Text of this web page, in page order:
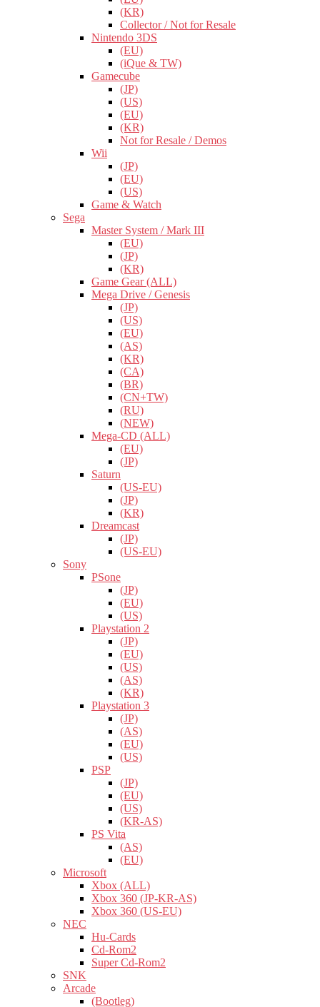
(KR)
Collector / Not for Resale
Nintendo 3DS
(EU)
(iQue & TW)
Gamecube
(JP)
(US)
(EU)
(KR)
Not for Resale / Demos
Wii
(JP)
(EU)
(US)
Game & Watch
Sega
Master System / Mark III
(EU)
(JP)
(KR)
Game Gear (ALL)
Mega Drive / Genesis
(JP)
(US)
(EU)
(AS)
(KR)
(CA)
(BR)
(CN+TW)
(RU)
(NEW)
Mega-CD (ALL)
(EU)
(JP)
Saturn
(US-EU)
(JP)
(KR)
Dreamcast
(JP)
(US-EU)
Sony
PSone
(JP)
(EU)
(US)
Playstation 2
(JP)
(EU)
(US)
(AS)
(KR)
Playstation 3
(JP)
(AS)
(EU)
(US)
PSP
(JP)
(EU)
(US)
(KR-AS)
PS Vita
(AS)
(EU)
Microsoft
Xbox (ALL)
Xbox 360 (JP-KR-AS)
Xbox 360 (US-EU)
NEC
Hu-Cards
Cd-Rom2
Super Cd-Rom2
SNK
Arcade
(Bootleg)